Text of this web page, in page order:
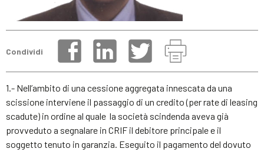
Condividi
1.- Nell’ambito di una cessione aggregata innescata da una
scissione interviene il passaggio di un credito (per rate di leasing
scadute) in ordine al quale la società scindenda aveva già
provveduto a segnalare in CRIF il debitore principale e il
soggetto tenuto in garanzia. Eseguito il pagamento del dovuto